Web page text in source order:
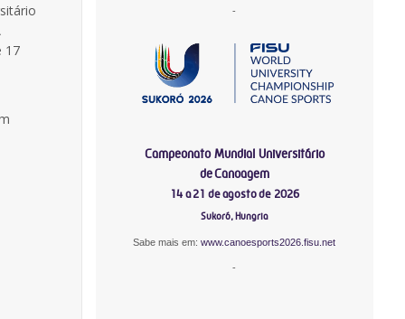
17
-
Campeonato Mundial Universitário
de Canoagem
14 a 21 de agosto de 2026
Sukoró, Hungria
Sabe mais em:www.canoesports2026.fisu.net
-